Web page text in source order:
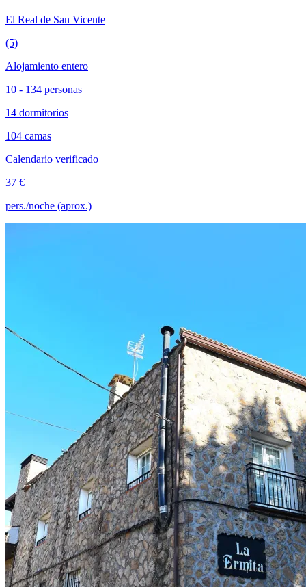
El Real de San Vicente
(5)
Alojamiento entero
10 - 134 personas
14 dormitorios
104 camas
Calendario verificado
37 €
pers./noche (aprox.)